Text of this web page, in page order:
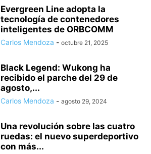
Evergreen Line adopta la
tecnología de contenedores
inteligentes de ORBCOMM
Carlos Mendoza - octubre 21, 2025
Black Legend: Wukong ha
recibido el parche del 29 de
agosto,...
Carlos Mendoza - agosto 29, 2024
Una revolución sobre las cuatro
ruedas: el nuevo superdeportivo
con más...